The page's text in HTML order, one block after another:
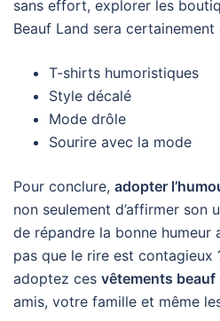
sans effort, explorer les
Beauf Land sera certainement
T-shirts humoristiques
Style décalé
Mode drôle
Sourire avec la mode
Pour conclure, adopter
non seulement d’affirmer son
de répandre la bonne
pas que le rire est contagieux
adoptez ces vêtements beauf
amis, votre famille et même